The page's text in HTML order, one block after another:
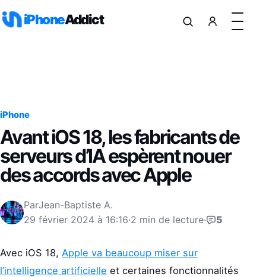
iPhoneAddict
iPhone
Avant iOS 18, les fabricants de
serveurs d’IA espèrent nouer
des accords avec Apple
ParJean-Baptiste A.
29 février 2024 à 16:16·2 min de lecture· 5
Avec iOS 18, Apple va beaucoup miser sur
l’intelligence artificielle et certaines fonctionnalités